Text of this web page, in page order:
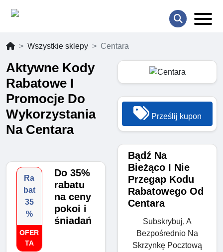
Wszystkie sklepy Centara
Aktywne Kody
Rabatowe I
Promocje Do
Wykorzystania
Na Centara
Ra
bat
35
%
OFER
TA
Do 35%
rabatu
na ceny
pokoi i
śniadań
Prześlij kupon
Bądź Na
Bieżąco I Nie
Przegap Kodu
Rabatowego Od
Centara
Subskrybuj, A
Bezpośrednio Na
Skrzynkę Pocztową